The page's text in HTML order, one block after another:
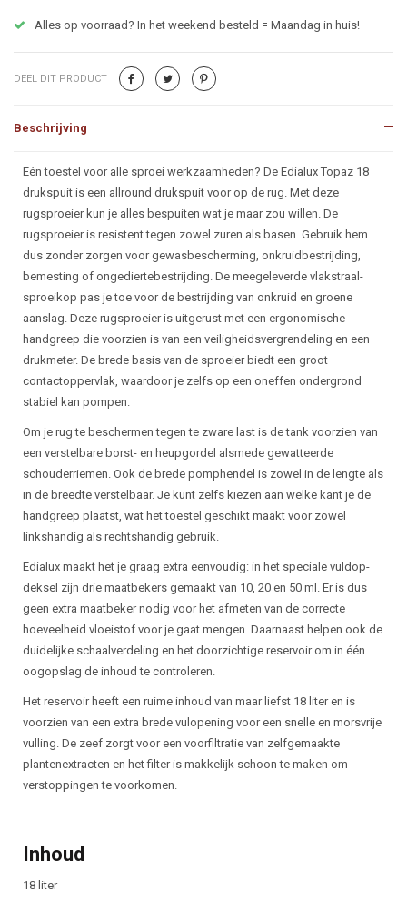
Alles op voorraad? In het weekend besteld = Maandag in huis!
DEEL DIT PRODUCT
Beschrijving
Beschrijving
Eén toestel voor alle sproei werkzaamheden? De Edialux Topaz 18
drukspuit is een allround drukspuit voor op de rug. Met deze
rugsproeier kun je alles bespuiten wat je maar zou willen. De
rugsproeier is resistent tegen zowel zuren als basen. Gebruik hem
dus zonder zorgen voor gewasbescherming, onkruidbestrijding,
bemesting of ongediertebestrijding. De meegeleverde vlakstraal-
sproeikop pas je toe voor de bestrijding van onkruid en groene
aanslag. Deze rugsproeier is uitgerust met een ergonomische
handgreep die voorzien is van een veiligheidsvergrendeling en een
drukmeter. De brede basis van de sproeier biedt een groot
contactoppervlak, waardoor je zelfs op een oneffen ondergrond
stabiel kan pompen.
Om je rug te beschermen tegen te zware last is de tank voorzien van
een verstelbare borst- en heupgordel alsmede gewatteerde
schouderriemen. Ook de brede pomphendel is zowel in de lengte als
in de breedte verstelbaar. Je kunt zelfs kiezen aan welke kant je de
handgreep plaatst, wat het toestel geschikt maakt voor zowel
linkshandig als rechtshandig gebruik.
Edialux maakt het je graag extra eenvoudig: in het speciale vuldop-
deksel zijn drie maatbekers gemaakt van 10, 20 en 50 ml. Er is dus
geen extra maatbeker nodig voor het afmeten van de correcte
hoeveelheid vloeistof voor je gaat mengen. Daarnaast helpen ook de
duidelijke schaalverdeling en het doorzichtige reservoir om in één
oogopslag de inhoud te controleren.
Het reservoir heeft een ruime inhoud van maar liefst 18 liter en is
voorzien van een extra brede vulopening voor een snelle en morsvrije
vulling. De zeef zorgt voor een voorfiltratie van zelfgemaakte
plantenextracten en het filter is makkelijk schoon te maken om
verstoppingen te voorkomen.
Inhoud
18 liter